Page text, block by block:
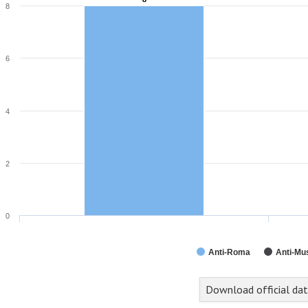
Anti-Roma Anti-
0
2
4
6
8
Download official